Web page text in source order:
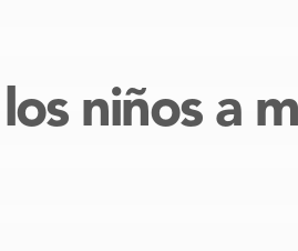
niños a